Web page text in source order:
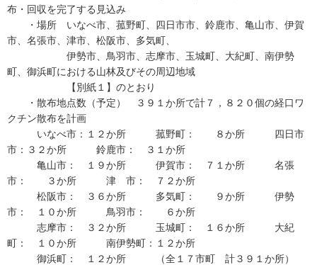
布・回収を完了する見込み
・場所 いなべ市、菰野町、四日市市、鈴鹿市、亀山市、伊賀
市、名張市、津市、松阪市、多気町、
伊勢市、鳥羽市、志摩市、玉城町、大紀町、南伊勢
町、御浜町における山林及びその周辺地域
【別紙１】のとおり
・散布地点数（予定） ３９１か所で計７，８２０個の経口ワ
クチン散布を計画
いなべ市：１２か所 菰野町： ８か所 四日市
市：３２か所 鈴鹿市： ３１か所
亀山市： １９か所 伊賀市： ７１か所 名張
市： ３か所 津 市： ７２か所
松阪市： ３６か所 多気町： ９か所 伊勢
市： １０か所 鳥羽市： ６か所
志摩市： ３２か所 玉城町： １６か所 大紀
町： １０か所 南伊勢町：１２か所
御浜町： １２か所 （全１７市町 計３９１か所）